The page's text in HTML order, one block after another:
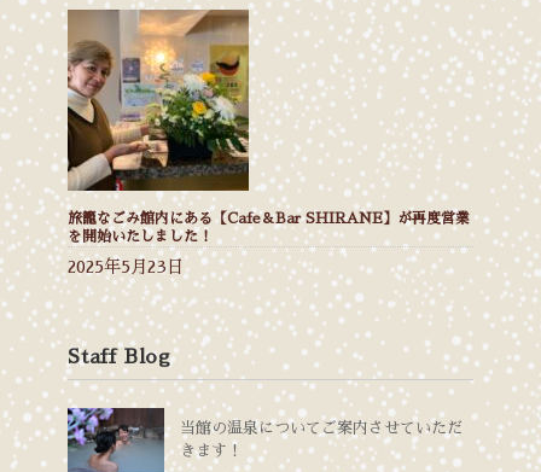
旅籠なごみ館内にある【Cafe＆Bar SHIRANE】が再度営業
を開始いたしました！
2025年5月23日
Staff Blog
当館の温泉についてご案内させていただ
きます！